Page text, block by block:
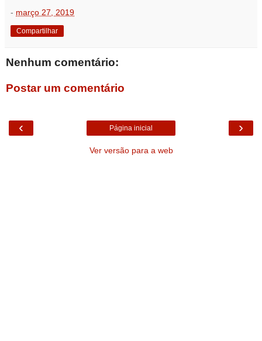
- março 27, 2019
Compartilhar
Nenhum comentário:
Postar um comentário
‹ ›
Página inicial
Ver versão para a web